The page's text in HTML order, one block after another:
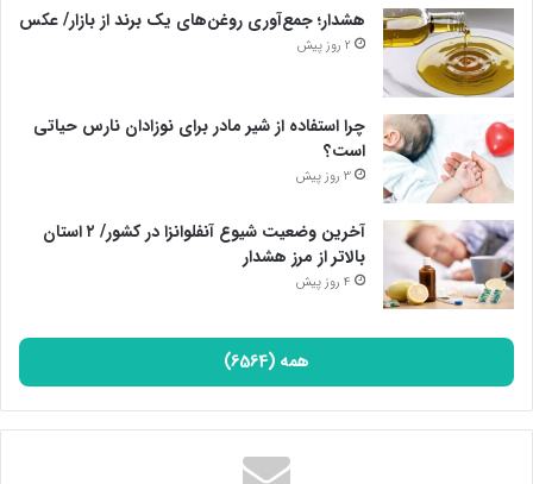
هشدار؛ جمع‌آوری روغن‌های یک برند از بازار/ عکس
2 روز پیش
چرا استفاده از شیر مادر برای نوزادان نارس حیاتی
است؟
3 روز پیش
آخرین وضعیت شیوع آنفلوانزا در کشور/ ۲ استان
بالاتر از مرز هشدار
4 روز پیش
همه (6564)